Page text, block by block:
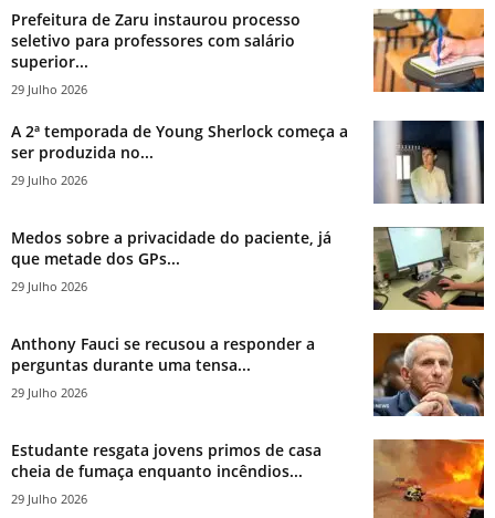
Prefeitura de Zaru instaurou processo
seletivo para professores com salário
superior...
29 Julho 2026
A 2ª temporada de Young Sherlock começa a
ser produzida no...
29 Julho 2026
Medos sobre a privacidade do paciente, já
que metade dos GPs...
29 Julho 2026
Anthony Fauci se recusou a responder a
perguntas durante uma tensa...
29 Julho 2026
Estudante resgata jovens primos de casa
cheia de fumaça enquanto incêndios...
29 Julho 2026